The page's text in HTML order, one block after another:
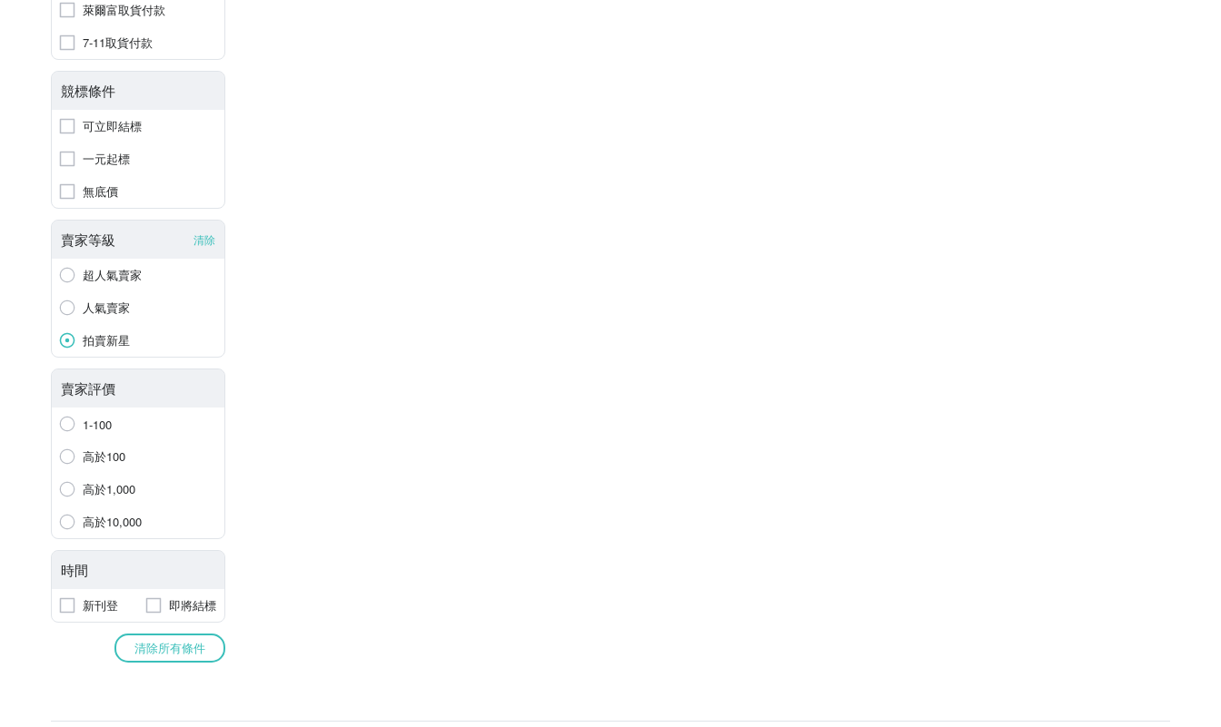
萊爾富取貨付款
7-11取貨付款
競標條件
可立即結標
一元起標
無底價
賣家等級 清除
超人氣賣家
人氣賣家
拍賣新星
賣家評價
1-100
高於100
高於1,000
高於10,000
時間
新刊登 即將結標
清除所有條件